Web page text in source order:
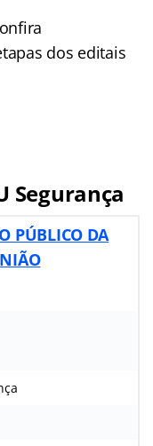
dos editais
Segurança
PÚBLICO DA